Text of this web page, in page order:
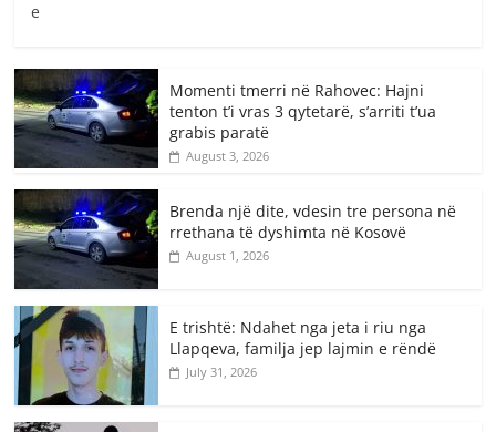
e
Momenti tmerri në Rahovec: Hajni
tenton t’i vras 3 qytetarë, s’arriti t’ua
grabis paratë
August 3, 2026
Brenda një dite, vdesin tre persona në
rrethana të dyshimta në Kosovë
August 1, 2026
E trishtë: Ndahet nga jeta i riu nga
Llapqeva, familja jep lajmin e rëndë
July 31, 2026